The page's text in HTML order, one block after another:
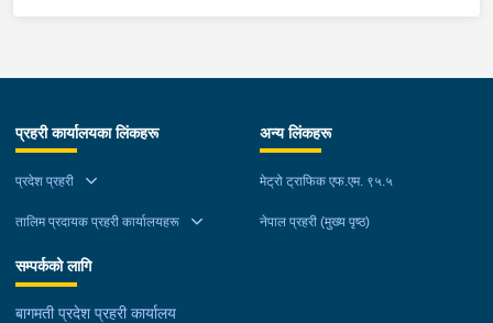
लागुऔषध गाँजा २६ किलोग्राम २० ग्राम फेला परेको । लागुऔषध सहित
समिर मोक्तान र सोहि हेटौंडा उपमहानगरपालिका-१९, बस्तिपुर बस्ने वर्ष
भईरहेको छ ।
प्रहरी कार्यालयका लिंकहरू
प्रदेश प्रहरी
तालिम प्रदायक प्रहरी कार्यालयहरू
अन्य लिंकहरू
मेट्रो ट्राफिक एफ.एम. ९५.५
नेपाल प्रहरी (मुख्य पृष्ठ)
सम्पर्कको लागि
बागमती प्रदेश प्रहरी कार्यालय